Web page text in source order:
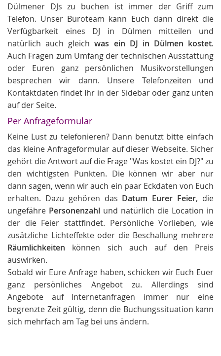
Dülmener DJs zu buchen ist immer der Griff zum
Telefon. Unser Büroteam kann Euch dann direkt die
Verfügbarkeit eines DJ in Dülmen mitteilen und
natürlich auch gleichwas ein DJ in Dülmen kostet.
Auch Fragen zum Umfang der technischen Ausstattung
oder Euren ganz persönlichen Musikvorstellungen
besprechen wir dann. Unsere Telefonzeiten und
Kontaktdaten findet Ihr in der Sidebar oder ganz unten
auf der Seite.
Per Anfrageformular
Keine Lust zu telefonieren? Dann benutzt bitte einfach
das kleine Anfrageformular auf dieser Webseite. Sicher
gehört die Antwort auf die Frage "Was kostet ein DJ?" zu
den wichtigsten Punkten. Die können wir aber nur
dann sagen, wenn wir auch ein paar Eckdaten von Euch
erhalten. Dazu gehören das Datum Eurer Feier, die
ungefähre Personenzahl und natürlich die Location in
der die Feier stattfindet. Persönliche Vorlieben, wie
zusätzliche Lichteffekte oder die Beschallung mehrere
Räumlichkeiten können sich auch auf den Preis
auswirken.
Sobald wir Eure Anfrage haben, schicken wir Euch Euer
ganz persönliches Angebot zu. Allerdings sind
Angebote auf Internetanfragen immer nur eine
begrenzte Zeit gültig, denn die Buchungssituation kann
sich mehrfach am Tag bei uns ändern.